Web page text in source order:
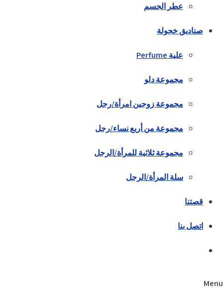
عطر الجسم
صناديق خجولة
علية Perfume
مجموعة دلو
مجموعة زوجين امرأة/رجل
مجموعة من أربع نساء/رجل
مجموعة ثلاثية للمرأة/الرجل
سلة المرأة/الرجل
قصتنا
اتصل بنا
Menu